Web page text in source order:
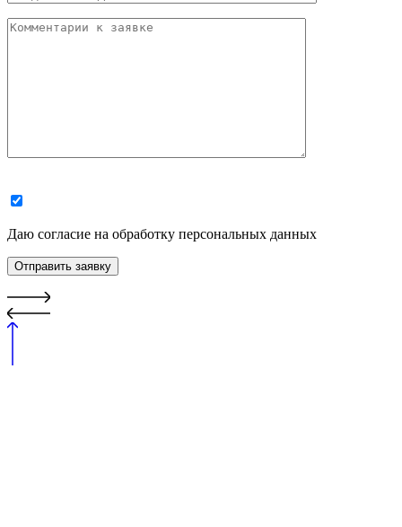
Даю согласие на обработку персональных данных
Отправить заявку